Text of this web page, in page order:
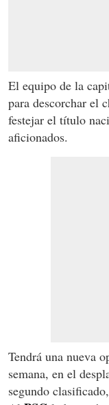
El equipo de la
para descorchar el
festejar el título
aficionados.
Tendrá una nueva
semana, en el
segundo